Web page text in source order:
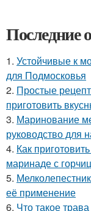
Последние
1. Устойчивые к
для Подмосковья
2. Простые
приготовить
3. Маринование
руководство для
4. Как
маринаде с
5.
её применение
6. Что такое